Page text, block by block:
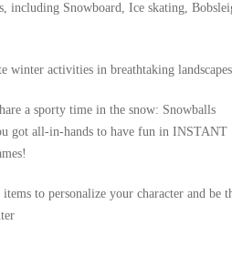
including Snowboard, Ice skating,
winter activities in breathtaking
a sporty time in the snow: Snowballs
got all-in-hands to have fun in INSTANT
to personalize your character and be